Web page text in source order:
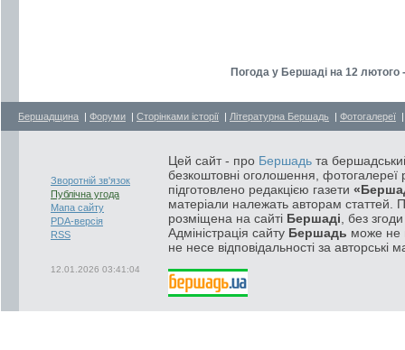
Погода у Бершаді на 12
Бершадщина | Форуми | Сторінками історії | Літературна Бершадь | Фотогалереї
Зворотній зв'язок
Публічна угода
Мапа сайту
PDA-версія
RSS
12.01.2026 03:41:04
Цей сайт - про Бершадь та
безкоштовні оголошення, фотогалереї
підготовлено редакцією газети
матеріали належать авторам статтей.
розміщена на сайті Бершаді , без
Адміністрація сайту Бершадь може не
не несе відповідальності за авторські